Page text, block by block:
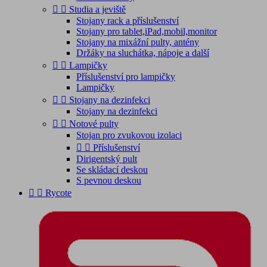
  Studia a jeviště
Stojany rack a příslušenství
Stojany pro tablet,iPad,mobil,monitor
Stojany na mixážní pulty, antény
Držáky na sluchátka, nápoje a další
  Lampičky
Příslušenství pro lampičky
Lampičky
  Stojany na dezinfekci
Stojany na dezinfekci
  Notové pulty
Stojan pro zvukovou izolaci
  Příslušenství
Dirigentský pult
Se skládací deskou
S pevnou deskou
  Rycote